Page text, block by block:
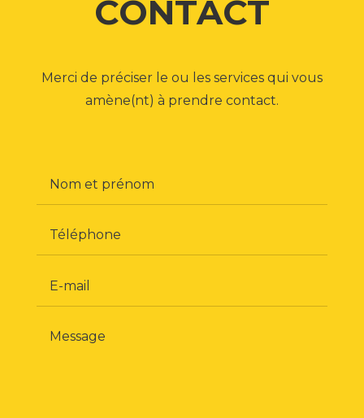
CONTACT
Merci de préciser le ou les services qui vous
amène(nt) à prendre contact.